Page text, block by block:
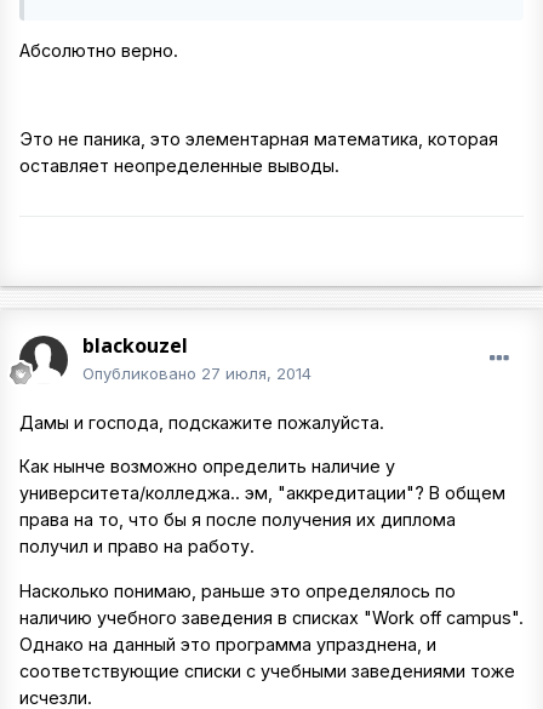
Абсолютно верно.
Это не паника, это элементарная математика, которая
оставляет неопределенные выводы.
blackouzel
Опубликовано 27 июля, 2014
Дамы и господа, подскажите пожалуйста.
Как нынче возможно определить наличие у
университета/колледжа.. эм, "аккредитации"? В общем
права на то, что бы я после получения их диплома
получил и право на работу.
Насколько понимаю, раньше это определялось по
наличию учебного заведения в списках "Work off campus".
Однако на данный это программа упразднена, и
соответствующие списки с учебными заведениями тоже
исчезли.